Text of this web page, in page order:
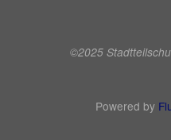
©2025
Powered by